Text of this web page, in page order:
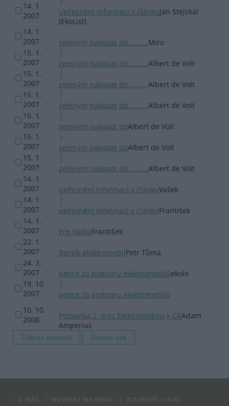
14. 1.
2007
Upřesnění informací v článkuJan Stejskal
(EkoList)
14. 1.
2007
zeleným nakopat do .........Miro
15. 1.
2007
zeleným nakopat do .........Albert de Volt
15. 1.
2007
zeleným nakopat do .........Albert de Volt
15. 1.
2007
zeleným nakopat do .........Albert de Volt
15. 1.
2007
zeleným nakopat doAlbert de Volt
15. 1.
2007
zeleným nakopat doAlbert de Volt
15. 1.
2007
zeleným nakopat do .........Albert de Volt
14. 1.
2007
upřesnění informací v článkuVašek
14. 1.
2007
upřesnění informací v článkuFrantišek
14. 1.
2007
Pre VaškaFrantišek
22. 1.
2007
Bursík-elektromobilPetr Tůma
24. 3.
2007
petice za podporu elektromobilůekolo
19. 10.
2007
petice za podporu elektromobilů
10. 10.
2008
Pozvanka 2. sraz Elektromobilu v CRAdam
Amperius
O NÁS NOVINKY NA WEBU INZERUJTE U NÁS